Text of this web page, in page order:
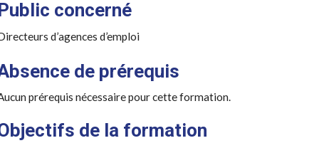
concerné
d’agences d’emploi
de prérequis
prérequis nécessaire pour cette formation.
de la formation